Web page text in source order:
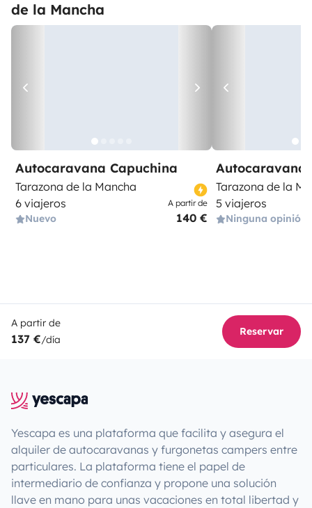
de la Mancha
Autocaravana Capuchina
Tarazona de la Mancha
6 viajeros
Nuevo
A partir de
140 €
Autocaravana
Tarazona de la
5 viajeros
Ninguna opinión
A partir de
137 €/día
Reservar
Yescapa es una plataforma que facilita y asegura el
alquiler de autocaravanas y furgonetas campers entre
particulares. La plataforma tiene el papel de
intermediario de confianza y propone una solución
llave en mano para unas vacaciones en total libertad y